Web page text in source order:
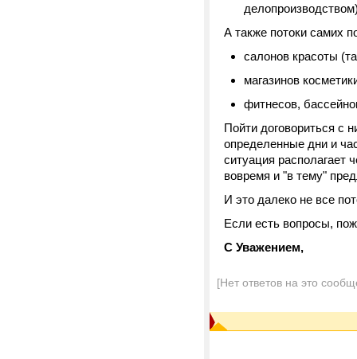
А также потоки самих
салонов красоты
магазинов
фитнесов,
Пойти договориться с
определенные дни и
ситуация располагает
вовремя и "в тему"
И это далеко не все
Если есть вопросы,
С Уважением,
[Нет ответов на это